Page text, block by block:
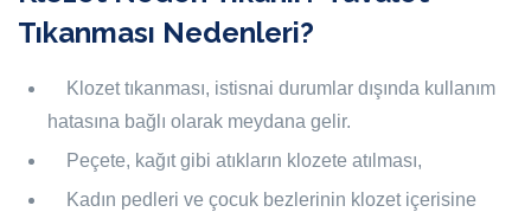
Tıkanması Nedenleri?
Klozet tıkanması, istisnai durumlar dışında kullanım
hatasına bağlı olarak meydana gelir.
Peçete, kağıt gibi atıkların klozete atılması,
Kadın pedleri ve çocuk bezlerinin klozet içerisine